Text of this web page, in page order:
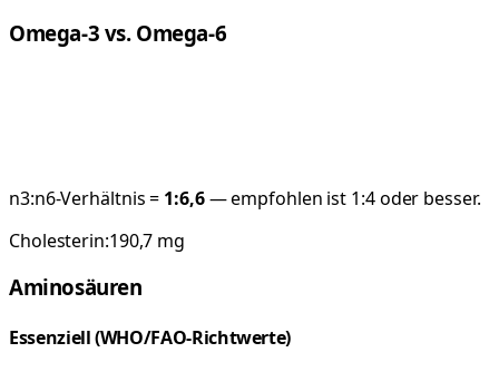
Omega-3 vs. Omega-6
n3:n6-Verhältnis = 1:6,6— empfohlen ist 1:4 oder besser.
Cholesterin:190,7 mg
Aminosäuren
Essenziell (WHO/FAO-Richtwerte)